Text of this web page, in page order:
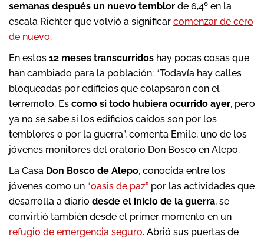
semanas después un nuevo temblor de 6,4º en la
escala Richter que volvió a significar comenzar de cero
de nuevo.
En estos 12 meses transcurridos hay pocas cosas que
han cambiado para la población: “Todavía hay calles
bloqueadas por edificios que colapsaron con el
terremoto. Es como si todo hubiera ocurrido ayer, pero
ya no se sabe si los edificios caídos son por los
temblores o por la guerra”, comenta Emile, uno de los
jóvenes monitores del oratorio Don Bosco en Alepo.
La Casa Don Bosco de Alepo, conocida entre los
jóvenes como un “oasis de paz” por las actividades que
desarrolla a diario desde el inicio de la guerra, se
convirtió también desde el primer momento en un
refugio de emergencia seguro. Abrió sus puertas de